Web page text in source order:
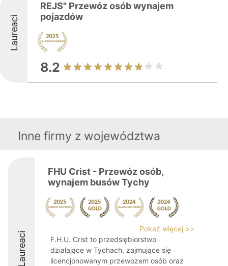
Laureaci
REJS" Przewóz osób wynajem
pojazdów
8.2
Inne firmy z województwa
Laureaci
FHU Crist - Przewóz osób,
wynajem busów Tychy
Pokaż więcej >>
F.H.U. Crist to przedsiębiorstwo
działające w Tychach, zajmujące się
licencjonowanym przewozem osób oraz